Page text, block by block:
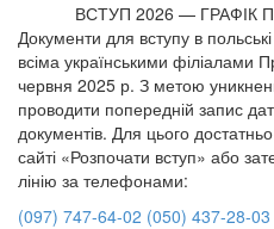
ВСТУП 2026 — ГРАФІК
Документи для вступу в
всіма українськими філіалами
червня 2025 р. З метою
проводити попередній запис
документів. Для цього
сайті «Розпочати вступ» або
лінію за телефонами:
(097) 747-64-02 (050) 437-28-03